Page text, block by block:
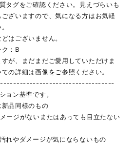
タグをご確認ください。見えづらいも
ざいますので、気になる方はお気軽
はございません。
ク：B
が、まだまだご愛用していただけま
の詳細は画像をご参照ください。
ョン基準です。
新品同様のもの
ージがないまたはあっても目立たない
れやダメージが気にならないもの